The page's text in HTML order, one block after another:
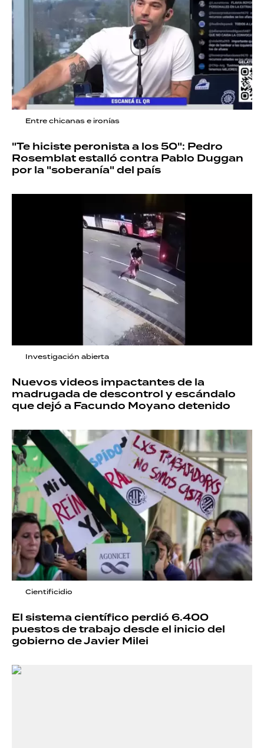
Entre chicanas e ironías
"Te hiciste peronista a los 50": Pedro
Rosemblat estalló contra Pablo Duggan
por la "soberanía" del país
Investigación abierta
Nuevos videos impactantes de la
madrugada de descontrol y escándalo
que dejó a Facundo Moyano detenido
Cientificidio
El sistema científico perdió 6.400
puestos de trabajo desde el inicio del
gobierno de Javier Milei